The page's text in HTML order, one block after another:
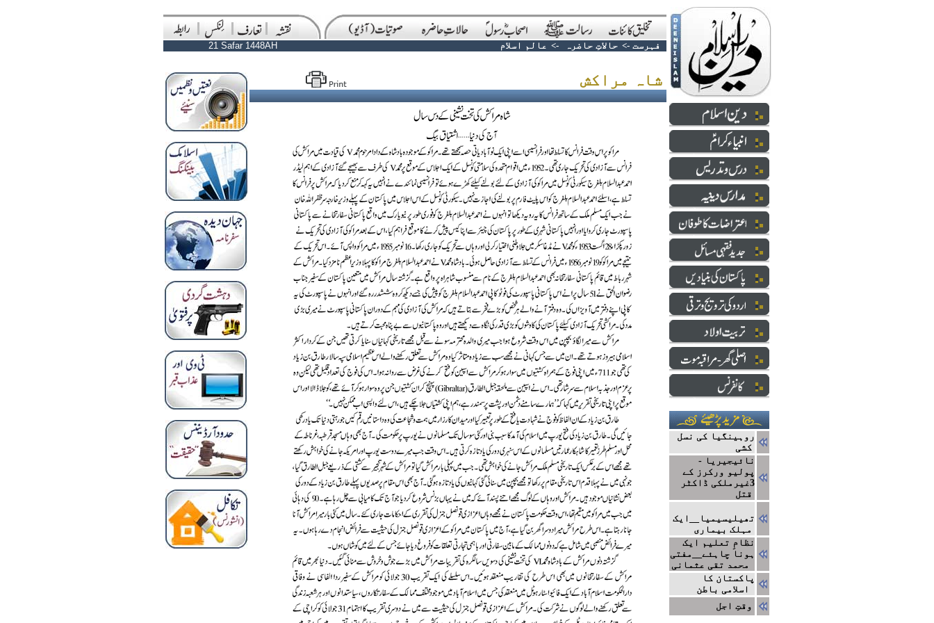
21 Safar 1448AH فہرست ->حالاتِ حاضرہ -> عالم اسلام
شاہ مراکش
روہینگیا کی نسل
کشی
نائیجیریا -
پولیو ورکرز کے
3غیرملکی ڈاکٹر
قتل
تھیلیسیمیا__ایک
مہلک بیماری
نظامِ تعلیم ایک
ہونا چاہئے__مفتی
پاکستان کا
وقتِ اجل